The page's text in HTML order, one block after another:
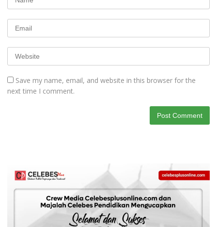
Save my name, email, and website in this browser for the
next time I comment.